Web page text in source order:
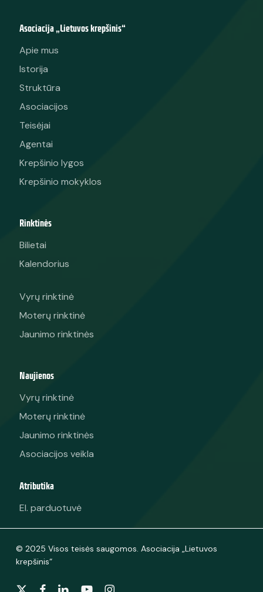
Asociacija „Lietuvos krepšinis“
Apie mus
Istorija
Struktūra
Asociacijos
Teisėjai
Agentai
Krepšinio lygos
Krepšinio mokyklos
Rinktinės
Bilietai
Kalendorius
Vyrų rinktinė
Moterų rinktinė
Jaunimo rinktinės
Naujienos
Vyrų rinktinė
Moterų rinktinė
Jaunimo rinktinės
Asociacijos veikla
Atributika
El. parduotuvė
© 2025 Visos teisės saugomos. Asociacija „Lietuvos
krepšinis“
x- facebooklinkedinyoutubeinstagram